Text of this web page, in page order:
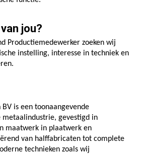
jou?
Productiemedewerker zoeken wij
instelling, interesse in techniek en
is een toonaangevende
gevestigd in
maatwerk in plaatwerk en
van halffabricaten tot complete
technieken zoals wij